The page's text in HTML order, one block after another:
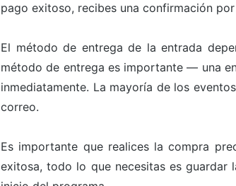
pago exitoso, recibes una confirmación
El método de entrega de la entrada
método de entrega es importante — una
inmediatamente. La mayoría de los
correo.
Es importante que realices la compra
exitosa, todo lo que necesitas es